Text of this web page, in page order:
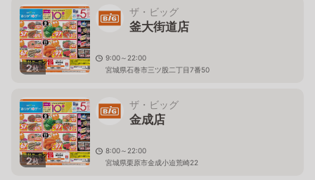
2枚
ザ・ビッグ
釜大街道店
9:00～22:00
宮城県石巻市三ツ股二丁目7番50
2枚
ザ・ビッグ
金成店
8:00～22:00
宮城県栗原市金成小迫荒崎22